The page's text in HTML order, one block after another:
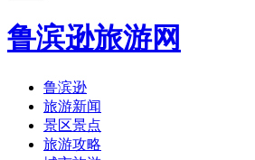
鲁滨逊旅游网
鲁滨逊
旅游新闻
景区景点
旅游攻略